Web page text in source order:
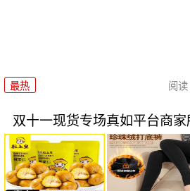
最热 阅读
双十一现货专场真如平台商家